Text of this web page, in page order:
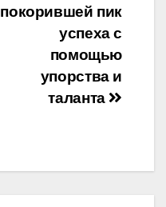
покорившей пик
успеха с
помощью
упорства и
таланта